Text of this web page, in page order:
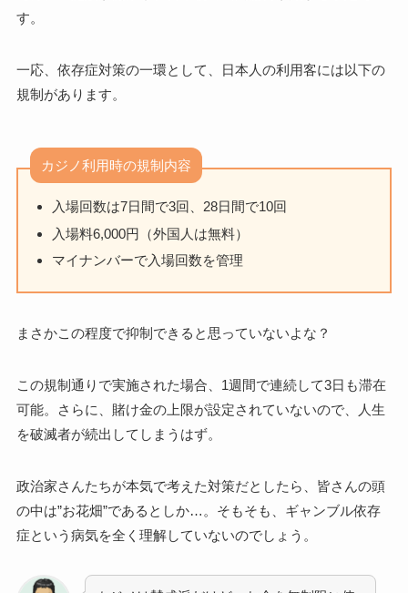
す。
一応、依存症対策の一環として、日本人の利用客には以下の
規制があります。
カジノ利用時の規制内容
入場回数は7日間で3回、28日間で10回
入場料6,000円（外国人は無料）
マイナンバーで入場回数を管理
まさかこの程度で抑制できると思っていないよな？
この規制通りで実施された場合、1週間で連続して3日も滞在
可能。さらに、賭け金の上限が設定されていないので、人生
を破滅者が続出してしまうはず。
政治家さんたちが本気で考えた対策だとしたら、皆さんの頭
の中は”お花畑”であるとしか…。そもそも、ギャンブル依存
症という病気を全く理解していないのでしょう。